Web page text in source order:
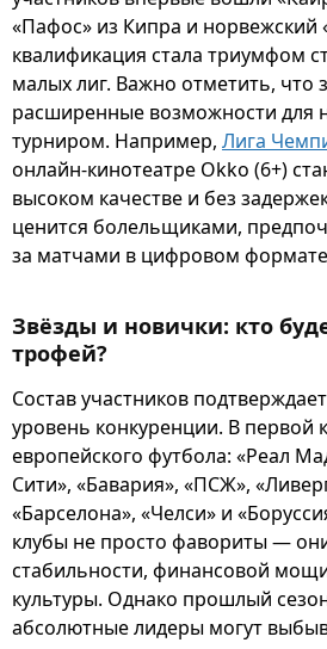
«Пафос» из Кипра и норвежский
квалификация стала триумфом
малых лиг. Важно отметить, что
расширенные возможности для
турниром. Например, Лига
онлайн-кинотеатре Okko (6+)
высоком качестве и без
ценится болельщиками,
за матчами в цифровом
Звёзды и новички: кто
трофей?
Состав участников
уровень конкуренции. В первой
европейского футбола: «Реал
Сити», «Бавария», «ПСЖ»,
«Барселона», «Челси» и
клубы не просто фавориты —
стабильности, финансовой
культуры. Однако прошлый
абсолютные лидеры могут